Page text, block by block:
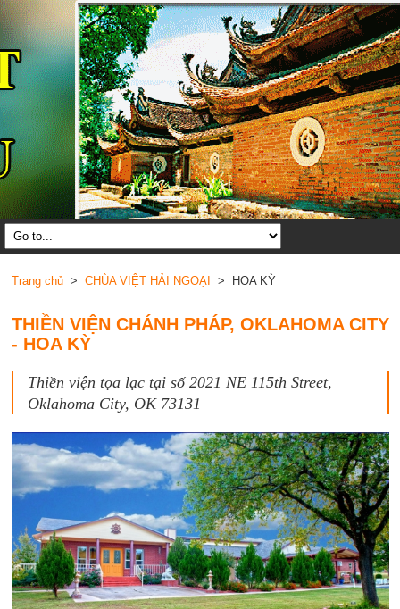
Trang chủ> CHÙA VIỆT HẢI NGOẠI > HOA KỲ
THIỀN VIỆN CHÁNH PHÁP, OKLAHOMA CITY
- HOA KỲ
Thiền viện tọa lạc tại số 2021 NE 115th Street,
Oklahoma City, OK 73131